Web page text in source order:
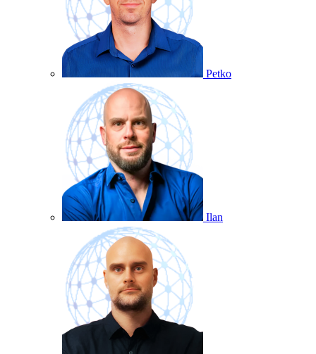
Petko
Ilan